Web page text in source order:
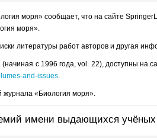
моря» сообщает, что на сайте
моря».
литературы работ авторов и другая
с 1996 года, vol. 22), доступны на
and-issues.
«Биология моря».
имени выдающихся учёных